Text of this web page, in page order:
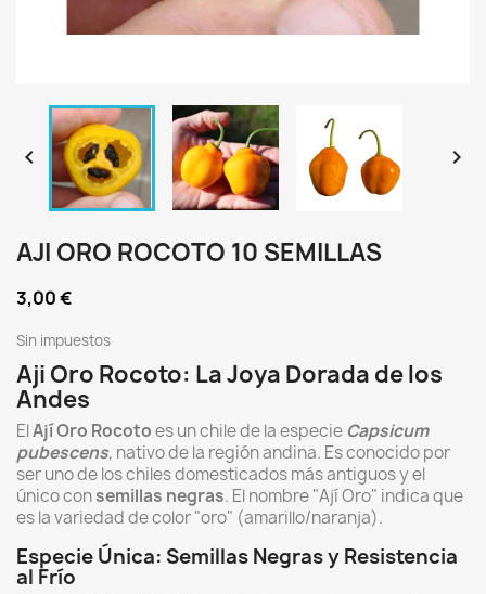
 
AJI ORO ROCOTO 10 SEMILLAS
3,00 €
Sin impuestos
Aji Oro Rocoto: La Joya Dorada de los
Andes
ElAjí Oro Rocotoes un chile de la especie Capsicum
pubescens, nativo de la región andina. Es conocido por
ser uno de los chiles domesticados más antiguos y el
único consemillas negras. El nombre "Ají Oro" indica que
es la variedad de color "oro" (amarillo/naranja).
Especie Única: Semillas Negras y Resistencia
al Frío